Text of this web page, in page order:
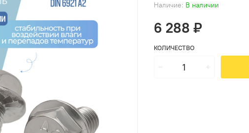
Наличие: В наличии
6 288 ₽
КОЛИЧЕСТВО